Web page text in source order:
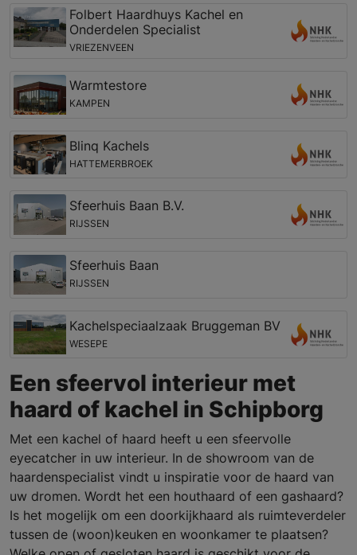
Folbert Haardhuys Kachel en
Onderdelen Specialist
VRIEZENVEEN
Warmtestore
KAMPEN
Blinq Kachels
HATTEMERBROEK
Sfeerhuis Baan B.V.
RIJSSEN
Sfeerhuis Baan
RIJSSEN
Kachelspeciaalzaak Bruggeman BV
WESEPE
Een sfeervol interieur met
haard of kachel in Schipborg
Met een kachel of haard heeft u een sfeervolle
eyecatcher in uw interieur. In de showroom van de
haardenspecialist vindt u inspiratie voor de haard van
uw dromen. Wordt het een houthaard of een gashaard?
Is het mogelijk om een doorkijkhaard als ruimteverdeler
tussen de (woon)keuken en woonkamer te plaatsen?